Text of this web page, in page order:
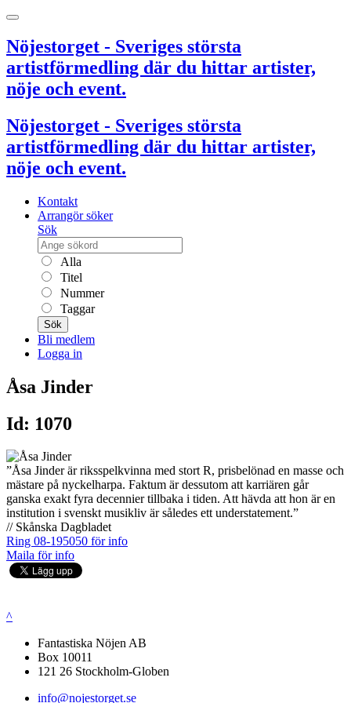
Nöjestorget - Sveriges största
artistförmedling där du hittar artister,
nöje och event.
Nöjestorget - Sveriges största
artistförmedling där du hittar artister,
nöje och event.
Kontakt
Arrangör söker
Sök
Alla
Titel
Nummer
Taggar
Sök
Bli medlem
Logga in
Åsa Jinder
Id: 1070
”Åsa Jinder är riksspelkvinna med stort R, prisbelönad en masse och
mästare på nyckelharpa. Faktum är dessutom att karriären går
ganska exakt fyra decennier tillbaka i tiden. Att hävda att hon är en
institution i svenskt musikliv är således ett understatement.”
// Skånska Dagbladet
Ring 08-195050 för info
Maila för info
^
Fantastiska Nöjen AB
Box 10011
121 26 Stockholm-Globen
info@nojestorget.se